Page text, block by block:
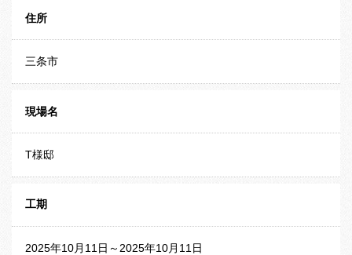
住所
三条市
現場名
T様邸
工期
2025年10月11日～2025年10月11日